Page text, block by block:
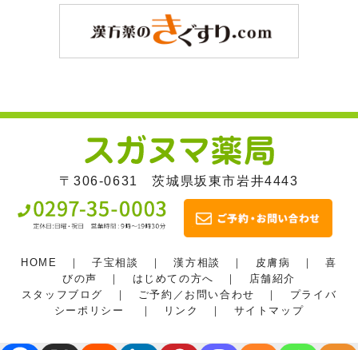
〒306-0631 茨城県坂東市岩井4443
HOME ｜子宝相談 ｜漢方相談 ｜ 皮膚病 ｜喜
びの声
｜ はじめての方へ ｜
店舗紹介
スタッフブログ
｜ ご予約／お問い合わせ ｜ プライバ
シーポリシー
｜ リンク ｜ サイトマップ